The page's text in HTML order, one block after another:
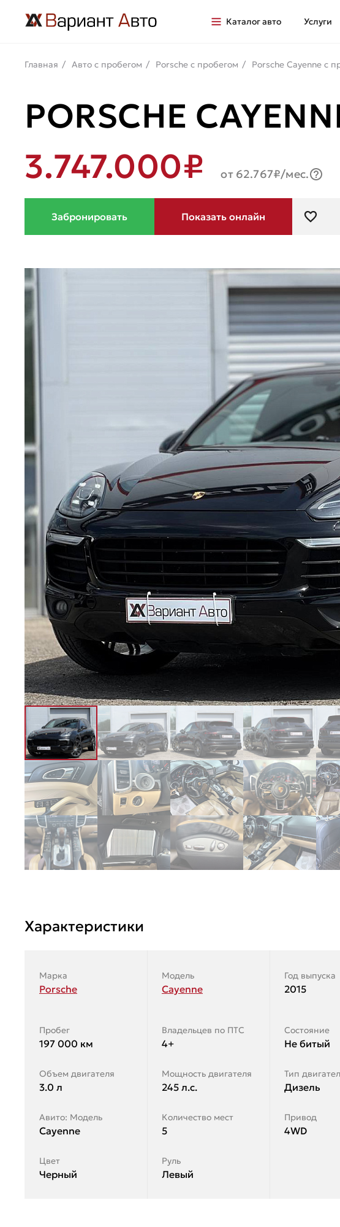
Каталог авто Услуги
Главная Авто с пробегом Porsche с пробегом Porsche Cayenne с
PORSCHE
3.747.000₽
от 62.767₽/мес.
Характеристики
Марка
Porsche
Модель
Cayenne
Год выпуска
2015
Пробег
197 000 км
Владельцев по ПТС
4+
Состояние
Не битый
Объем двигателя
3.0 л
Мощность двигателя
245 л.с.
Тип
Дизель
Авито: Модель
Cayenne
Количество мест
5
Привод
4WD
Цвет
Черный
Руль
Левый